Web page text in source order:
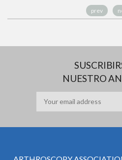
prev
NUESTRO